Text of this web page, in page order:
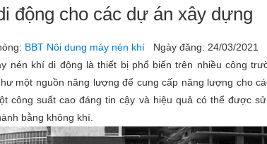
động cho các dự án xây dựng
BBT Nôi dung máy nén khí Ngày đăng: 24/03/2021
nén khí di động là thiết bị phổ biến trên nhiều công
một nguồn năng lượng để cung cấp năng lượng cho
công suất cao đáng tin cậy và hiệu quả có thể được
bằng không khí.